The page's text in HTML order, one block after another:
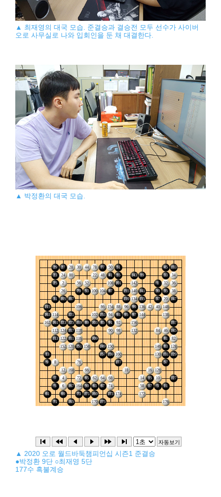
▲ 최재영의 대국 모습. 준결승과 결승전 모두 선수가 사이버
오로 사무실로 나와 입회인을 둔 채 대결한다.
▲ 박정환의 대국 모습.
▲ 2020 오로 월드바둑챔피언십 시즌1 준결승
●박정환 9단 ○최재영 5단
177수 흑불계승